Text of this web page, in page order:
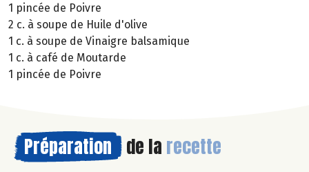
1 pincée de Poivre
2 c. à soupe de Huile d'olive
1 c. à soupe de Vinaigre balsamique
1 c. à café de Moutarde
1 pincée de Poivre
Préparation de la recette